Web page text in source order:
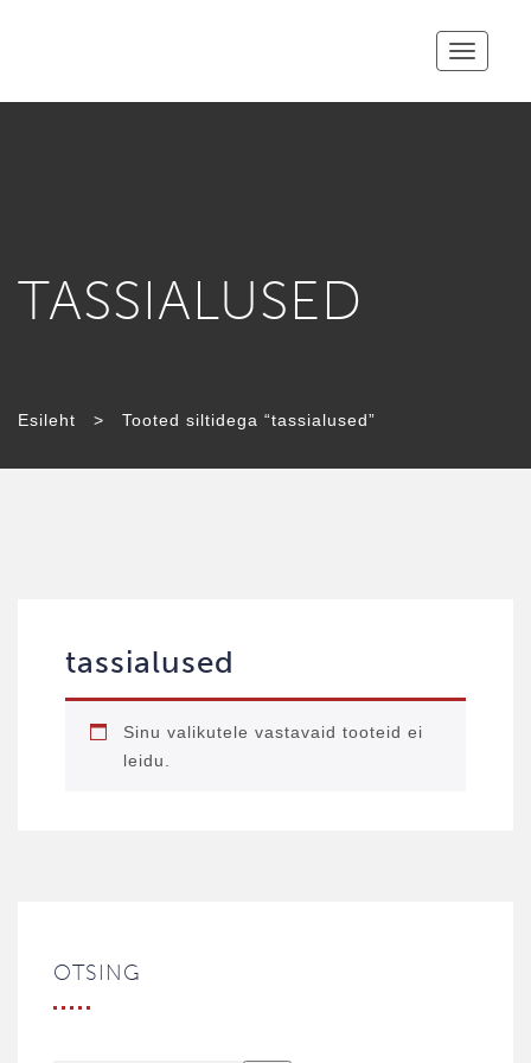
Toggle
TASSIALUSED
Esileht > Tooted siltidega “tassialused”
tassialused
Sinu valikutele vastavaid tooteid ei
leidu.
OTSING